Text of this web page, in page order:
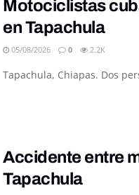
Motociclistas
en Tapachula
05/08/2026 0 2.2K
Tapachula, Chiapas. Dos
Accidente entre
Tapachula